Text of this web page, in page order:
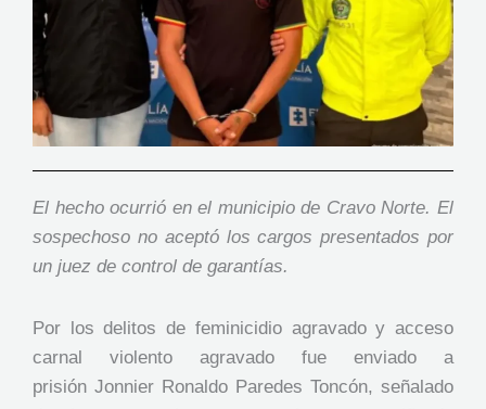
El hecho ocurrió en el municipio de Cravo Norte. El
sospechoso no aceptó los cargos presentados por
un juez de control de garantías.
Por los delitos de feminicidio agravado y acceso
carnal violento agravado fue enviado a
prisión Jonnier Ronaldo Paredes Toncón, señalado